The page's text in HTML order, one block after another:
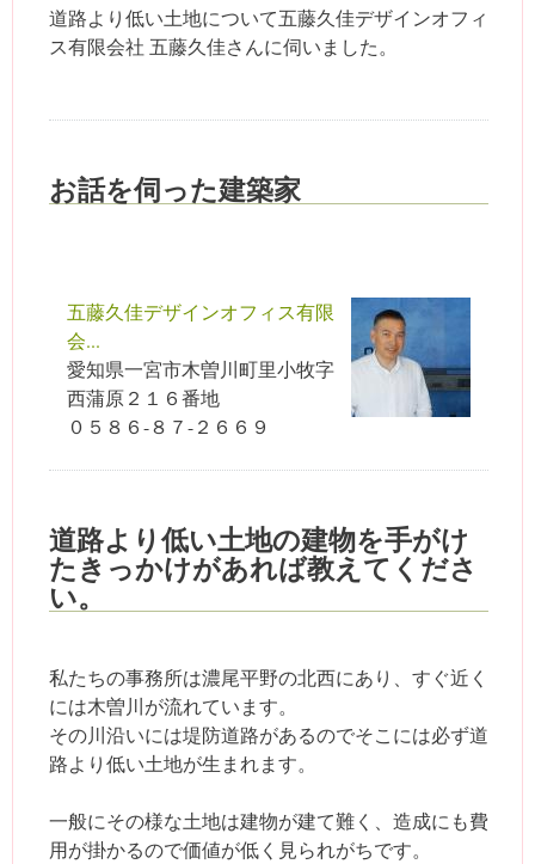
道路より低い土地について五藤久佳デザインオフィ
ス有限会社 五藤久佳さんに伺いました。
お話を伺った建築家
五藤久佳デザインオフィス有限
会...
愛知県一宮市木曽川町里小牧字
西蒲原２１６番地
０５８６-８７-２６６９
道路より低い土地の建物を手がけ
たきっかけがあれば教えてくださ
い。
私たちの事務所は濃尾平野の北西にあり、すぐ近く
には木曽川が流れています。
その川沿いには堤防道路があるのでそこには必ず道
路より低い土地が生まれます。
一般にその様な土地は建物が建て難く、造成にも費
用が掛かるので価値が低く見られがちです。